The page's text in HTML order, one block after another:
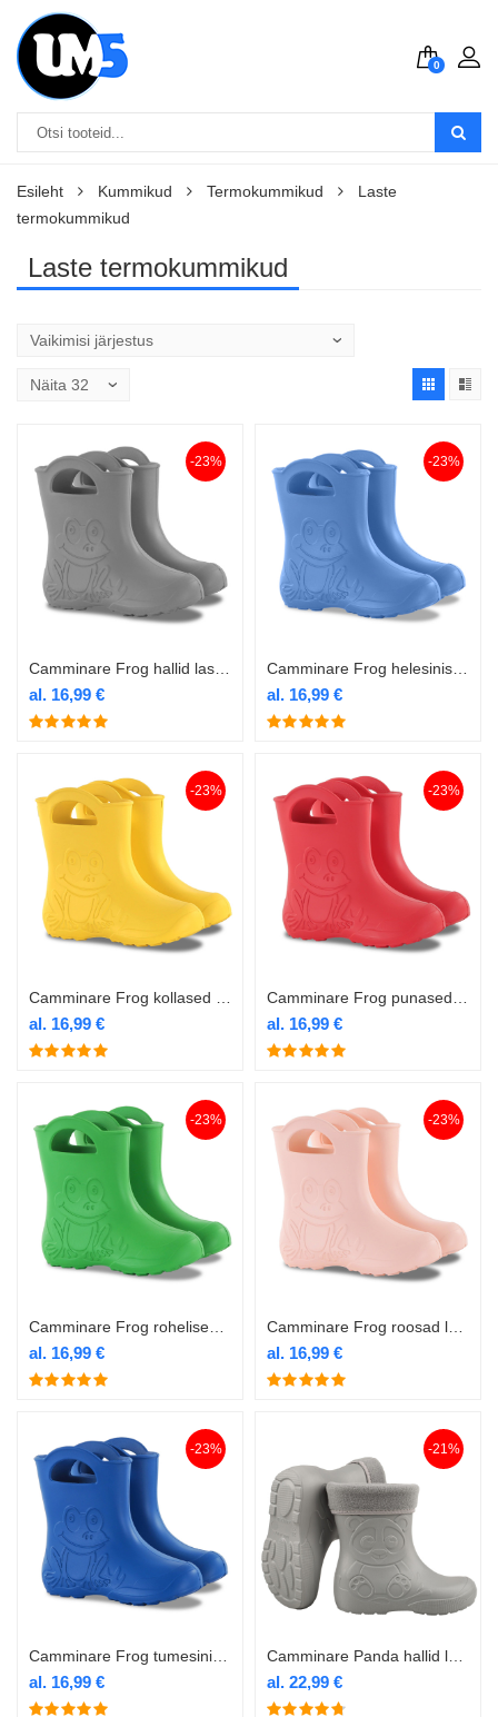
0
Esileht Kummikud Termokummikud
Laste
termokummikud
Laste termokummikud
-23%
al. 16,99 €
-23%
al. 16,99 €
-23%
al. 16,99 €
-23%
al. 16,99 €
-23%
al. 16,99 €
-23%
al. 16,99 €
-23%
al. 16,99 €
-21%
al. 22,99 €